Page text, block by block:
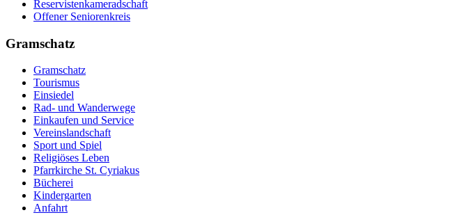
Reservistenkameradschaft
Offener Seniorenkreis
Gramschatz
Gramschatz
Tourismus
Einsiedel
Rad- und Wanderwege
Einkaufen und Service
Vereinslandschaft
Sport und Spiel
Religiöses Leben
Pfarrkirche St. Cyriakus
Bücherei
Kindergarten
Anfahrt